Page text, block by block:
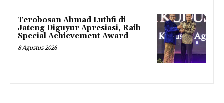
Terobosan Ahmad Luthfi di
Jateng Diguyur Apresiasi, Raih
Special Achievement Award
8 Agustus 2026